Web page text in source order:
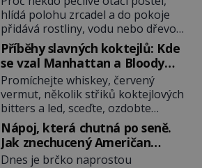
hlídá polohu zrcadel a do pokoje
přidává rostliny, vodu nebo dřevo?
Feng šuej tvrdí, že domov není jen
soubor zdí a nábytku. Je to prostor,
kterým proudí energie čchi a jeho
uspořádání může ovlivňovat, jak se
v něm člověk cítí. Feng šuej má
kořeny ve staré Číně a jeho historie
[…]
Příběhy slavných koktejlů: Kde
se vzal Manhattan a Bloody
Mary?
Promíchejte whiskey, červený
vermut, několik střiků koktejlových
bitters a led, sceďte, ozdobte
koktejlovou třešinkou a tadá…
Manhattan je tu! A pokud to má být
skutečně on, dejte si pozor, ať
místo klasické americké rye
Nápoj, která chutná po seně.
Jak znechucený Američan
vymyslel brčko
Dnes je brčko naprostou